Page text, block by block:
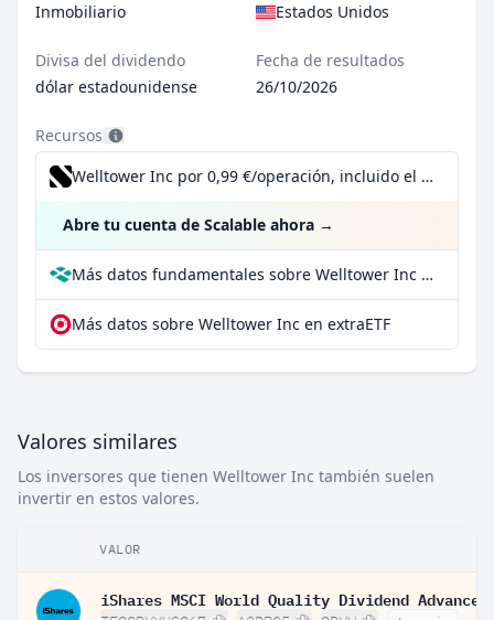
Inmobiliario
Estados Unidos
Divisa del dividendo
dólar estadounidense
Fecha de resultados
26/10/2026
Recursos
Welltower Inc por 0,99 €/operación, incluido el Dividend Reinvestment Plan
Abre tu cuenta de Scalable ahora →
Más datos fundamentales sobre Welltower Inc en Parqet
Más datos sobre Welltower Inc en extraETF
Valores similares
Los inversores que tienen Welltower Inc también suelen
invertir en estos valores.
VALOR